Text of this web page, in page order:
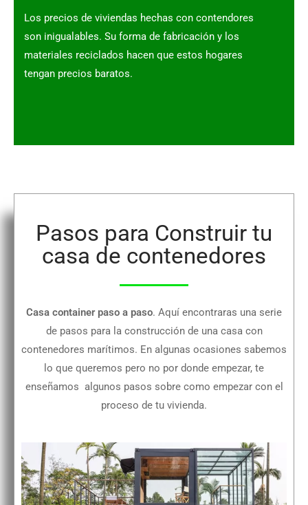
Los precios de viviendas hechas con contendores
son inigualables. Su forma de fabricación y los
materiales reciclados hacen que estos hogares
tengan precios baratos.
Pasos para Construir tu
casa de contenedores
Casa container paso a paso. Aquí encontraras una serie
de pasos para la construcción de una casa con
contenedores marítimos. En algunas ocasiones sabemos
lo que queremos pero no por donde empezar, te
enseñamos algunos pasos sobre como empezar con el
proceso de tu vivienda.